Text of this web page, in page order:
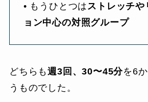
• もうひとつは ストレッチ
ョン中心の対照グループ
どちらも週3回、30〜45分を6
うものでした。